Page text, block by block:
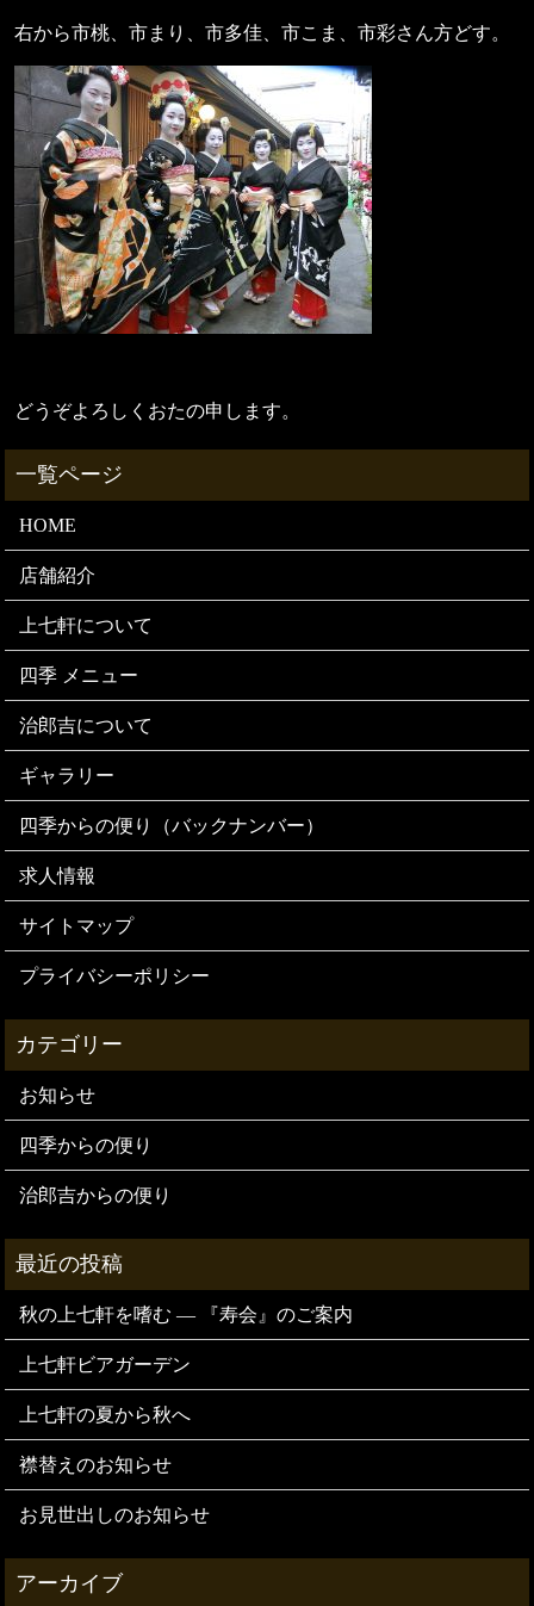
右から市桃、市まり、市多佳、市こま、市彩さん方どす。
どうぞよろしくおたの申します。
HOME
店舗紹介
上七軒について
四季 メニュー
治郎吉について
ギャラリー
四季からの便り（バックナンバー）
求人情報
サイトマップ
プライバシーポリシー
お知らせ
四季からの便り
治郎吉からの便り
秋の上七軒を嗜む — 『寿会』のご案内
上七軒ビアガーデン
上七軒の夏から秋へ
襟替えのお知らせ
お見世出しのお知らせ